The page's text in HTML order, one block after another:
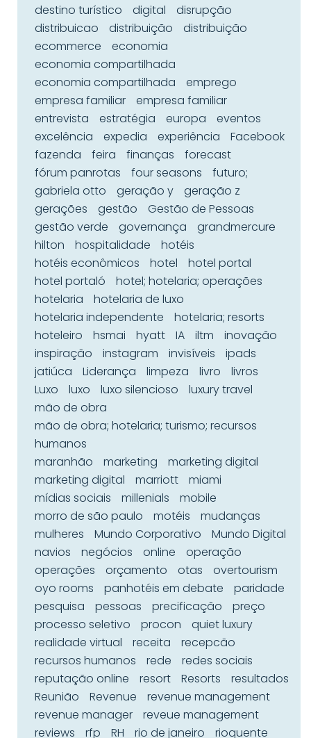
destino turístico digital
disrupção
distribuicao
distribuição
distribuição
ecommerce
economia
economia compartilhada
economia compartilhada
emprego
empresa familiar
empresa familiar
entrevista
estratégia europa
eventos
excelência
expedia experiência
Facebook
fazenda
feira finanças
forecast
fórum panrotas
four seasons
futuro;
gabriela otto
geração y
geração z
gerações
gestão
Gestão de Pessoas
gestão verde
governança
grandmercure
hilton
hospitalidade
hotéis
hotéis econômicos
hotel
hotel portal
hotel portaló
hotel; hotelaria; operações
hotelaria
hotelaria de luxo
hotelaria independente
hotelaria; resorts
hoteleiro
hsmai hyatt IA iltm
inovação
inspiração
instagram invisíveis
ipads
jatiúca
Liderança limpeza livro
livros
Luxo
luxo luxo silencioso
luxury travel
mão de obra
mão de obra; hotelaria; turismo; recursos
humanos
maranhão
marketing
marketing digital
marketing digital
marriott
miami
mídias sociais
millenials
mobile
morro de são paulo
motéis
mudanças
mulheres
Mundo Corporativo
Mundo Digital
navios
negócios online
operação
operações
orçamento otas
overtourism
oyo rooms
panhotéis em debate
paridade
pesquisa
pessoas precificação
preço
processo seletivo
procon
quiet luxury
realidade virtual
receita
recepcão
recursos humanos
rede
redes sociais
reputação online
resort Resorts
resultados
Reunião
Revenue
revenue management
revenue manager
reveue management
reviews
rfp RH rio de janeiro
rioquente